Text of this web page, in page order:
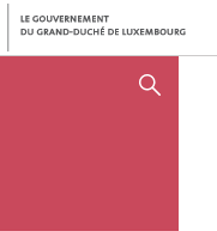
AFFICHER / MASQUER